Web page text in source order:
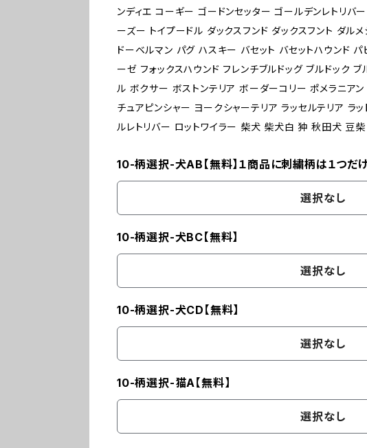
ンディエ コーギー ゴードンセッター ゴールデンレトリバ
ーズー トイプードル ダックスフンド ダックスフント ダル
ドーベルマン パグ ハスキー バセット バセットハウンド
ーゼ フォックスハウンド フレンチブルドッグ ブルドック
ル ボクサー ボストンテリア ボーダーコリー ポメラニア
チュアピンシャー ヨークシャーテリア ラッセルテリア ラ
ルレトリバー ロットワイラー 柴犬 柴犬白 狆 秋田犬
10-柄選択-犬AB【無料】１商品に刺繍柄は１つだ
選択なし
10-柄選択-犬BC【無料】
選択なし
10-柄選択-犬CD【無料】
選択なし
10-柄選択-猫A【無料】
選択なし